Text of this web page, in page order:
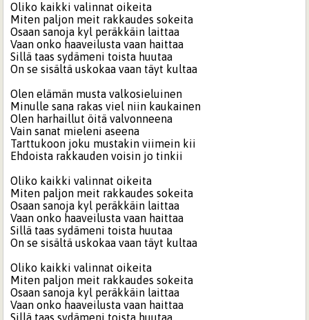
Oliko kaikki valinnat oikeita
Miten paljon meit rakkaudes sokeita
Osaan sanoja kyl peräkkäin laittaa
Vaan onko haaveilusta vaan haittaa
Sillä taas sydämeni toista huutaa
On se sisältä uskokaa vaan täyt kultaa
Olen elämän musta valkosieluinen
Minulle sana rakas viel niin kaukainen
Olen harhaillut öitä valvonneena
Vain sanat mieleni aseena
Tarttukoon joku mustakin viimein kii
Ehdoista rakkauden voisin jo tinkii
Oliko kaikki valinnat oikeita
Miten paljon meit rakkaudes sokeita
Osaan sanoja kyl peräkkäin laittaa
Vaan onko haaveilusta vaan haittaa
Sillä taas sydämeni toista huutaa
On se sisältä uskokaa vaan täyt kultaa
Oliko kaikki valinnat oikeita
Miten paljon meit rakkaudes sokeita
Osaan sanoja kyl peräkkäin laittaa
Vaan onko haaveilusta vaan haittaa
Sillä taas sydämeni toista huutaa